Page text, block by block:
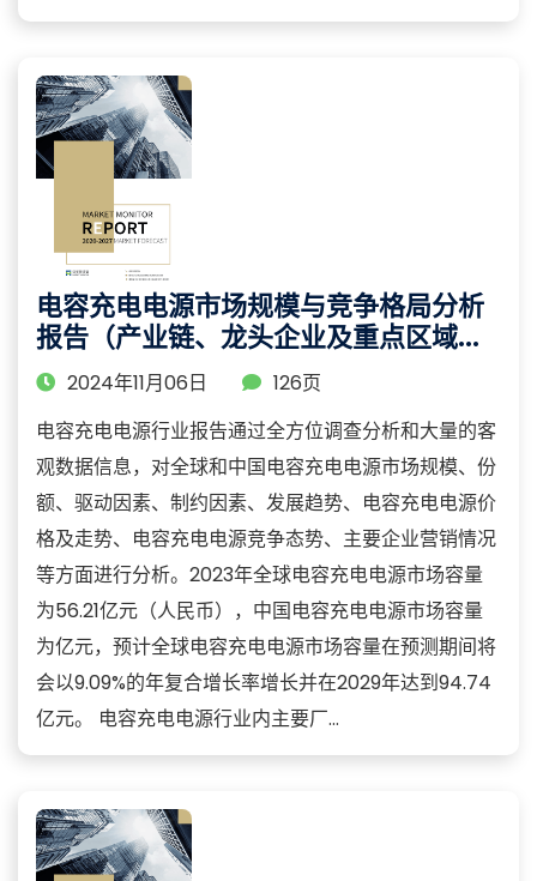
电容充电电源市场规模与竞争格局分析
报告（产业链、龙头企业及重点区域研
究）2024年11月06日
126页
电容充电电源行业报告通过全方位调查分析和大量的客
观数据信息，对全球和中国电容充电电源市场规模、份
额、驱动因素、制约因素、发展趋势、电容充电电源价
格及走势、电容充电电源竞争态势、主要企业营销情况
等方面进行分析。2023年全球电容充电电源市场容量
为56.21亿元（人民币），中国电容充电电源市场容量
为亿元，预计全球电容充电电源市场容量在预测期间将
会以9.09%的年复合增长率增长并在2029年达到94.74
亿元。 电容充电电源行业内主要厂...